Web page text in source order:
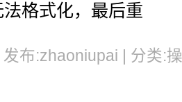
格式化，最后重
发布:zhaoniupai | 分类: